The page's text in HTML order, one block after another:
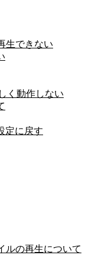
生できない
く動作しない
定に戻す
ルの再生について